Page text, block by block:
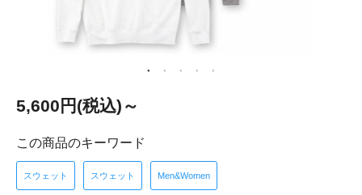
5,600円(税込)～
この商品のキーワード
スウェット スウェット Men&Women